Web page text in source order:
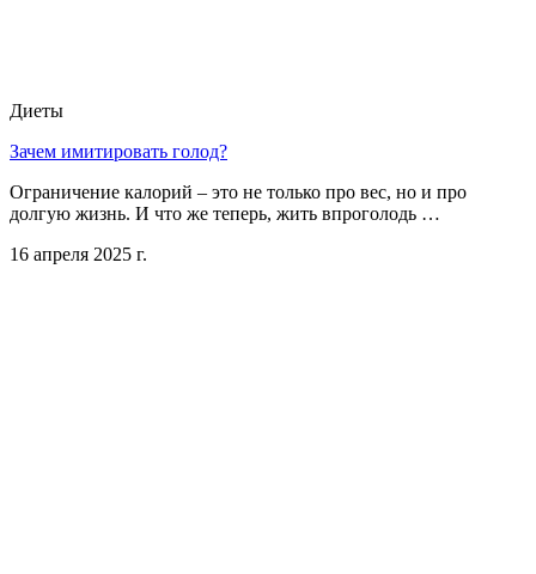
Диеты
Зачем имитировать голод?
Ограничение калорий – это не только про вес, но и про
долгую жизнь. И что же теперь, жить впроголодь …
16 апреля 2025 г.